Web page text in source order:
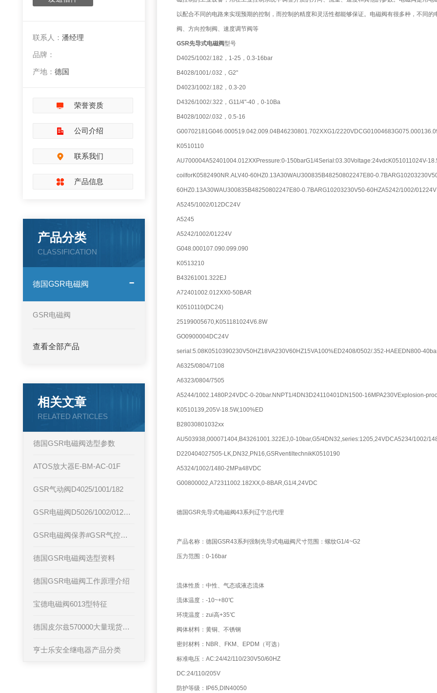
以配合不同的电路来实现预期的控制，而控制的精度和灵活性都能够保证。电磁阀有很多种，不同
阀、方向控制阀、速度调节阀等
GSR先导式电磁阀型号
D4025/1002/.182，1-25，0.3-16bar
B4028/1001/.032，G2"
D4023/1002/.182，0.3-20
D4326/1002/.322，G11/4"-40，0-10Ba
B4028/1002/.032，0.5-16
G00702181G046.000519.042.009.04B46230801.702XXG1/
K0510110
AU700004A52401004.012XXPressure:0-150barG1/4Serial:03.30Voltage:24vdcK051011024V-
coilforK0582490NR.ALV40-60HZ0.13A30WAU300835B48250802247E80-
60HZ0.13A30WAU300835B48250802247E80-0.7BARG10203230V50-60HZA5242/1002/01224V
A5245/1002/012DC24V
A5245
A5242/1002/01224V
G048.000107.090.099.090
K0513210
B43261001.322EJ
A72401002.012XX0-50BAR
K0510110(DC24)
25199005670,K051181024V6.8W
GO0900004DC24V
serial:5.08K0510390230V50HZ18VA230V60HZ15VA100%ED2408/0502/.352-HAEEDN800-
A6325/0804/7108
A6323/0804/7505
A5244/1002.1480P.24VDC-0-20bar.NNPT1/4DN3D24110401DN1500-16MPA230VExplosion-
K0510139,205V-18.5W,100%ED
B28030801032xx
AU503938,000071404,B43261001.322EJ,0-10bar,G5/4DN32,series:1205,24VDCA5234/1002/
D220404027505-LK,DN32,PN16,GSRventiltechnikK0510190
A5324/1002/1480-2MPa48VDC
G00800002,A72311002.182XX,0-8BAR,G1/4,24VDC
德国GSR先导式电磁阀43系列辽宁总代理
产品名称：德国GSR43系列强制先导式电磁阀尺寸范围：螺纹G1/4~G2
压力范围：0-16bar
流体性质：中性、气态或液态流体
流体温度：-10~+80℃
环境温度：zui高+35℃
阀体材料：黄铜、不锈钢
密封材料：NBR、FKM、EPDM（可选）
标准电压：AC:24/42/110/230V50/60HZ
DC:24/110/205V
防护等级：IP65,DIN40050
联系人：潘经理
品牌：
产地：德国
荣誉资质
公司介绍
联系我们
产品信息
产品分类
CLASSIFICATION
德国GSR电磁阀
GSR电磁阀
查看全部产品
相关文章
RELATED ARTICLES
德国GSR电磁阀选型参数
ATOS放大器E-BM-AC-01F
GSR气动阀D4025/1001/182
GSR电磁阀D5026/1002/012产品功能
GSR电磁阀保养#GSR气控阀使用
德国GSR电磁阀选型资料
德国GSR电磁阀工作原理介绍
宝德电磁阀6013型特征
德国皮尔兹570000大量现货，PILZ继电器如何接线
亨士乐安全继电器产品分类